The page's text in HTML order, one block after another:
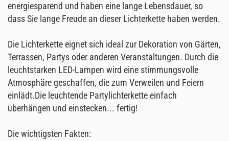
energiesparend und haben eine lange Lebensdauer, so
dass Sie lange Freude an dieser Lichterkette haben werden.
Die Lichterkette eignet sich ideal zur Dekoration von Gärten,
Terrassen, Partys oder anderen Veranstaltungen. Durch die
leuchtstarken LED-Lampen wird eine stimmungsvolle
Atmosphäre geschaffen, die zum Verweilen und Feiern
einlädt.Die leuchtende Partylichterkette einfach
überhängen und einstecken... fertig!
Die wichtigsten Fakten: